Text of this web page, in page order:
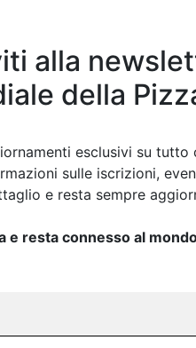
alla
della
esclusivi su
sulle iscrizioni,
e resta sempre
e resta connesso al
La
situata
per le